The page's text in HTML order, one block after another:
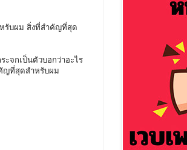
หรับผม สิ่งที่สำคัญที่สุด
จกเป็นตัวบอกว่าอะไร
ญที่สุดสำหรับผม